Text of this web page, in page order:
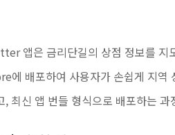
앱은 금리단길의 상점 정보를
배포하여 사용자가 손쉽게 지역
최신 앱 번들 형식으로 배포하는